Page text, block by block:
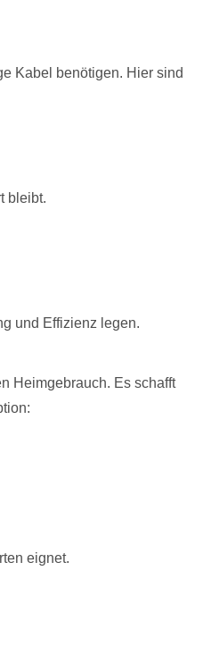
Kabel benötigen. Hier sind
bleibt.
und Effizienz legen.
Heimgebrauch. Es schafft
eignet.